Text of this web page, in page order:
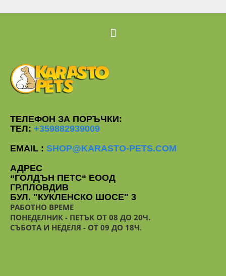
ТЕЛЕФОН ЗА ПОРЪЧКИ:
ТЕЛ: +359882939009
EMAIL : SHOP@KARASTO-PETS.COM
АДРЕС
“ГОЛДЪН ПЕТС“ ЕООД
ГР.ПЛОВДИВ
БУЛ. "КУКЛЕНСКО ШОСЕ" 3
РАБОТНО ВРЕМЕ
ПОНЕДЕЛНИК - ПЕТЪК ОТ 08 ДО 20Ч.
СЪБОТА И НЕДЕЛЯ - ОТ 09 ДО 18Ч.